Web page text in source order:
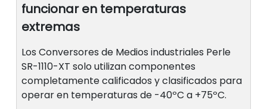
funcionar en temperaturas
extremas
Los Conversores de Medios industriales Perle
SR-1110-XT solo utilizan componentes
completamente calificados y clasificados para
operar en temperaturas de -40ºC a +75ºC.